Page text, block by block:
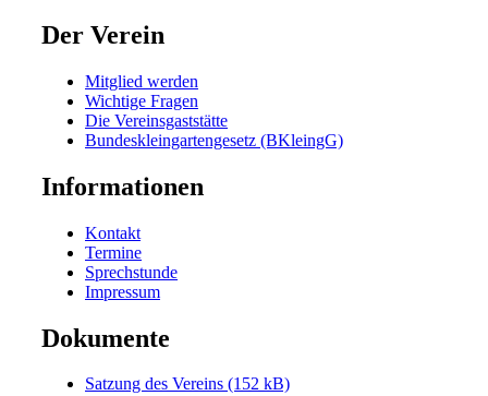
Der Verein
Mitglied werden
Wichtige Fragen
Die Vereinsgaststätte
Bundeskleingartengesetz (BKleingG)
Informationen
Kontakt
Termine
Sprechstunde
Impressum
Dokumente
Satzung des Vereins (152 kB)